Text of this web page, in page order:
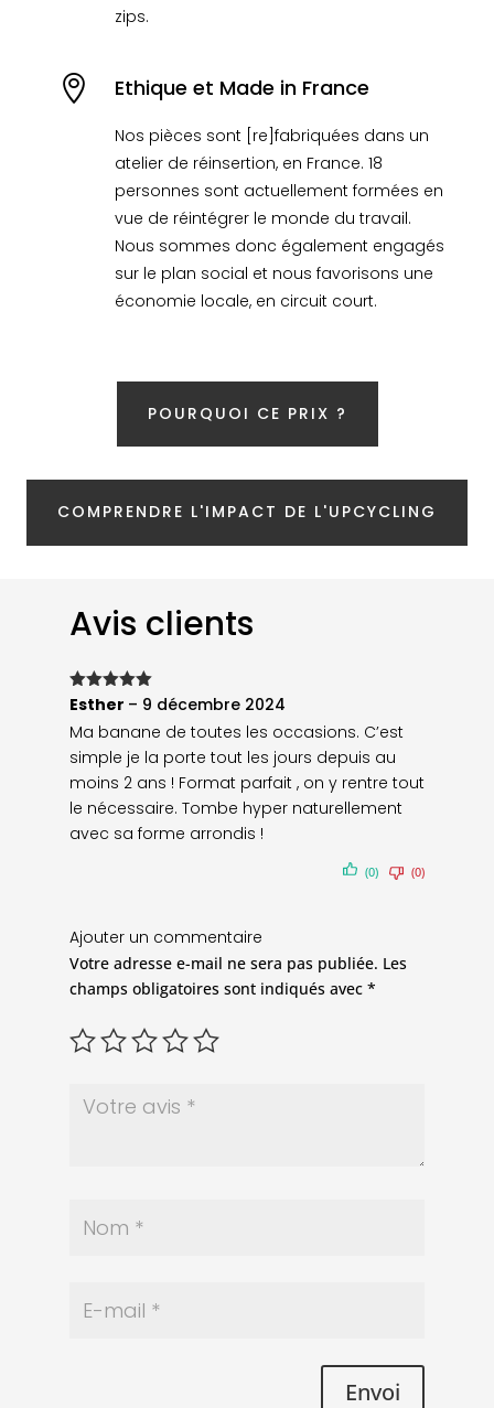
zips.
 Ethique et Made in France
Nos pièces sont [re]fabriquées dans un
atelier de réinsertion, en France. 18
personnes sont actuellement formées en
vue de réintégrer le monde du travail.
Nous sommes donc également engagés
sur le plan social et nous favorisons une
économie locale, en circuit court.
POURQUOI CE PRIX ?
COMPRENDRE L'IMPACT DE L'UPCYCLING
Avis clients
Note5sur
Esther – 9 décembre 2024
Ma banane de toutes les occasions. C’est
simple je la porte tout les jours depuis au
moins 2 ans ! Format parfait , on y rentre tout
le nécessaire. Tombe hyper naturellement
avec sa forme arrondis !
(0) (0)
Ajouter un commentaire
Votre adresse e-mail ne sera pas publiée. Les
champs obligatoires sont indiqués avec *
Envoi